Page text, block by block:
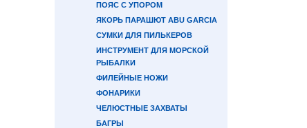
ПОЯС С УПОРОМ
ЯКОРЬ ПАРАШЮТ ABU GARCIA
СУМКИ ДЛЯ ПИЛЬКЕРОВ
ИНСТРУМЕНТ ДЛЯ МОРСКОЙ
РЫБАЛКИ
ФИЛЕЙНЫЕ НОЖИ
ФОНАРИКИ
ЧЕЛЮСТНЫЕ ЗАХВАТЫ
БАГРЫ